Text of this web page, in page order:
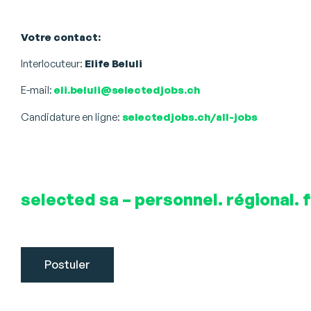
Votre contact:
Interlocuteur: Elife Beluli
E-mail: eli.beluli@selectedjobs.ch
Candidature en ligne: selectedjobs.ch/all-jobs
selected sa – personnel. régional.